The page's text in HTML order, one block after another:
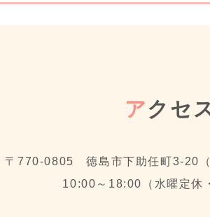
アクセ
〒770-0805 徳島市下助任町3-20（
10:00～18:00（水曜定休